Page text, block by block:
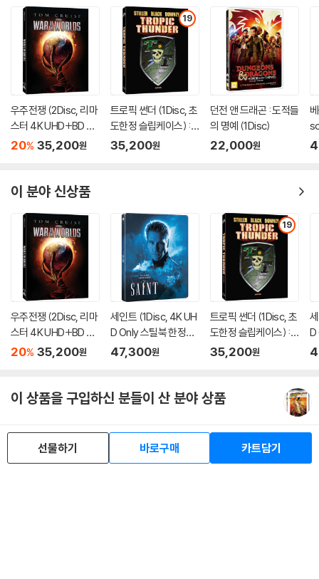
슨 포드)는 똑똑하고 아름다운 요원(케이트 블란쳇)보다 먼저 미스터리하
고 막강한 파워를 지닌 크리스탈 해골을 손에 넣으려고 한다. 반항기 가득
한 청년 머트(샤이아 라보프)와 사랑하는 마리온(카렌 앨런)과 팀을 이룬
그가 당신을 인디아나 존스 시리즈의 전통을 따르는, 액션이 가득한 모험
으로 초대한다!
우주전쟁 (2Disc, 리마
스터 4K UHD+BD 슬
립케이스 한정판) : 블
20% 35,200원
19
트로픽 썬더 (1Disc, 초
도한정 슬립케이스) :
블루레이
35,200원
던전 앤 드래곤 : 도적들
의 명예 (1Disc)
22,000원
이 분야 신상품
우주전쟁 (2Disc, 리마
스터 4K UHD+BD 슬
립케이스 한정판) : 블
20% 35,200원
세인트 (1Disc, 4K UH
D Only 스틸북 한정판)
: 블루레이
47,300원
19
트로픽 썬더 (1Disc, 초
도한정 슬립케이스) :
블루레이
35,200원
D
이 상품을 구입하신 분들이 산 분야 상품
선물하기 바로구매 카트담기
로그인 최근 본 상품 주문/배송